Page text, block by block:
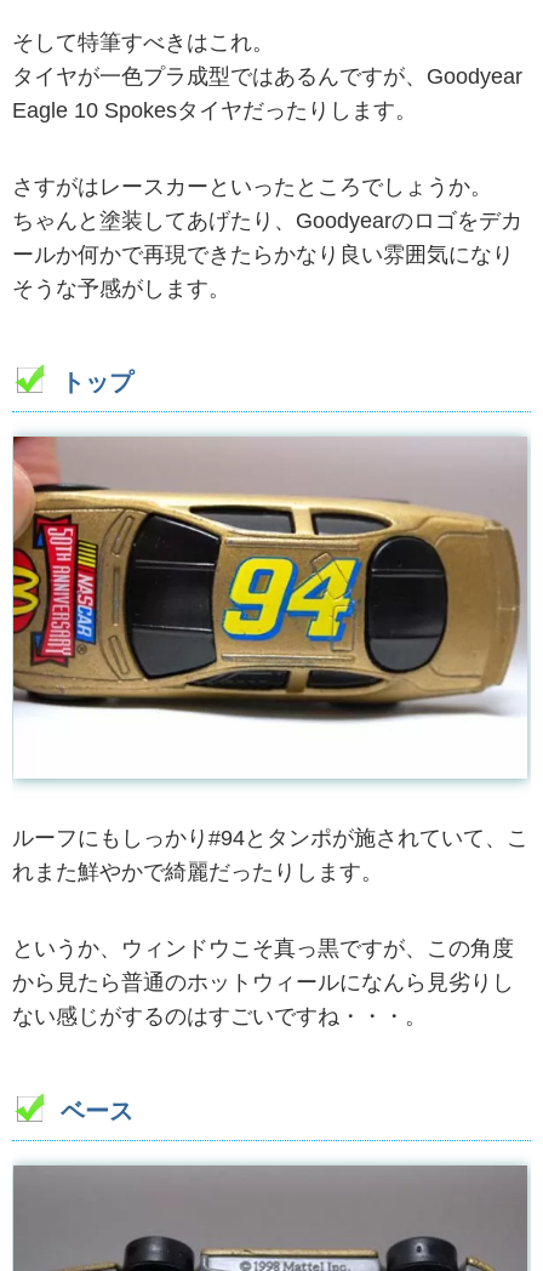
そして特筆すべきはこれ。
タイヤが一色プラ成型ではあるんですが、Goodyear
Eagle 10 Spokesタイヤだったりします。
さすがはレースカーといったところでしょうか。
ちゃんと塗装してあげたり、Goodyearのロゴをデカ
ールか何かで再現できたらかなり良い雰囲気になり
そうな予感がします。
トップ
ルーフにもしっかり#94とタンポが施されていて、こ
れまた鮮やかで綺麗だったりします。
というか、ウィンドウこそ真っ黒ですが、この角度
から見たら普通のホットウィールになんら見劣りし
ない感じがするのはすごいですね・・・。
ベース